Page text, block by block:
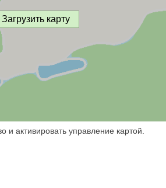
Загрузить карту
активировать управление картой.